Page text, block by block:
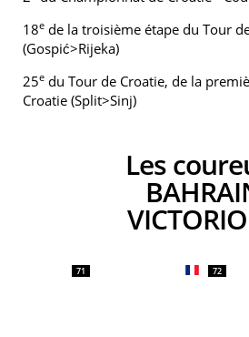
18e de la troisième étape du Tour
(Gospić>Rijeka)
25e du Tour de Croatie, de la
Croatie (Split>Sinj)
Les coureurs
71 72